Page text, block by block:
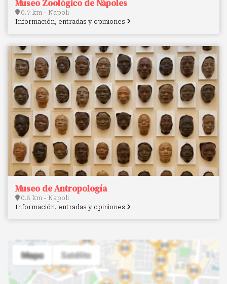
Museo Zoológico de Nápoles
0.7 km - Napoli
Información, entradas y opiniones
Museo de Antropología
0.8 km - Napoli
Información, entradas y opiniones